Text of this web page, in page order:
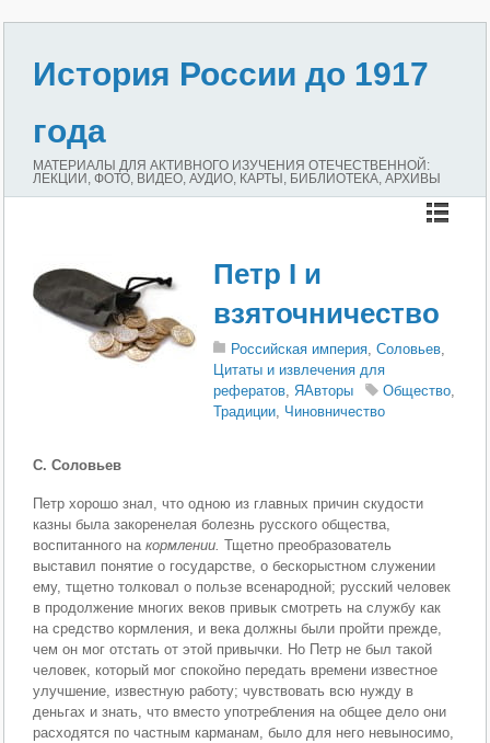
История России до 1917
года
МАТЕРИАЛЫ ДЛЯ АКТИВНОГО ИЗУЧЕНИЯ ОТЕЧЕСТВЕННОЙ:
ЛЕКЦИИ, ФОТО, ВИДЕО, АУДИО, КАРТЫ, БИБЛИОТЕКА, АРХИВЫ
Петр I и
взяточничество
Российская империя,Соловьев,
Цитаты и извлечения для
рефератов,ЯАвторы Общество,
Традиции, Чиновничество
С. Соловьев
Петр хорошо знал, что одною из главных причин скудости
казны была закоренелая болезнь русского об­щества,
воспитанного накормлении.Тщетно преобразо­ватель
выставил понятие о государстве, о бескорыстном служении
ему, тщетно толковал о пользе всенародной; русский человек
в продолжение многих веков привык смотреть на службу как
на средство кормления, и века должны были пройти прежде,
чем он мог отстать от этой привычки. Но Петр не был такой
человек, который мог спокойно передать времени известное
улучшение, известную работу; чувствовать всю нужду в
деньгах и знать, что вместо употребления на общее дело они
рас­ходятся по частным карманам, было для него невыно­симо,